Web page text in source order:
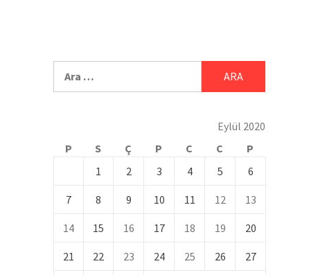
Eylül 2020
P
S Ç P C C
P
1
2 3 4 5 6
7 8 9 10 11 12 13
14 15 16 17 18 19 20
21 22 23 24 25 26 27